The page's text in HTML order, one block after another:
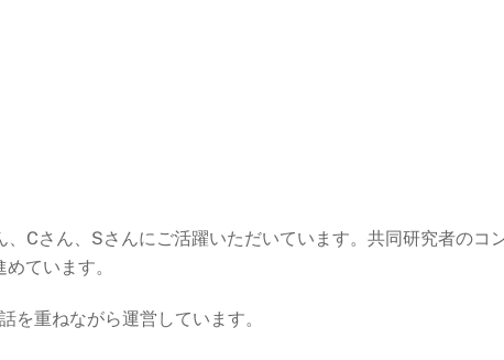
Cさん、Sさんにご活躍いただいています。共同研究者のコ
ています。
重ねながら運営しています。